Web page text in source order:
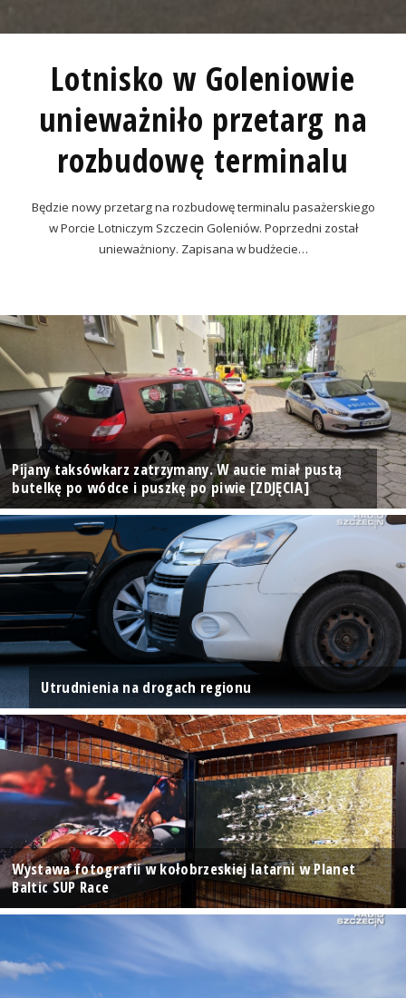
Lotnisko w Goleniowie
unieważniło przetarg na
rozbudowę terminalu
Będzie nowy przetarg na rozbudowę terminalu pasażerskiego
w Porcie Lotniczym Szczecin Goleniów. Poprzedni został
unieważniony. Zapisana w budżecie…
Pijany taksówkarz zatrzymany. W aucie miał pustą
butelkę po wódce i puszkę po piwie [ZDJĘCIA]
Utrudnienia na drogach regionu
Wystawa fotografii w kołobrzeskiej latarni w Planet
Baltic SUP Race